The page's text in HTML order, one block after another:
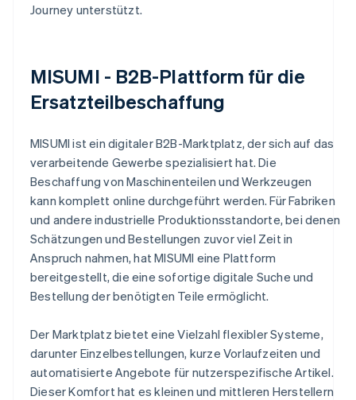
Journey unterstützt.
MISUMI - B2B-Plattform für die
Ersatzteilbeschaffung
MISUMI ist ein digitaler B2B-Marktplatz, der sich auf das
verarbeitende Gewerbe spezialisiert hat. Die
Beschaffung von Maschinenteilen und Werkzeugen
kann komplett online durchgeführt werden. Für Fabriken
und andere industrielle Produktionsstandorte, bei denen
Schätzungen und Bestellungen zuvor viel Zeit in
Anspruch nahmen, hat MISUMI eine Plattform
bereitgestellt, die eine sofortige digitale Suche und
Bestellung der benötigten Teile ermöglicht.
Der Marktplatz bietet eine Vielzahl flexibler Systeme,
darunter Einzelbestellungen, kurze Vorlaufzeiten und
automatisierte Angebote für nutzerspezifische Artikel.
Dieser Komfort hat es kleinen und mittleren Herstellern